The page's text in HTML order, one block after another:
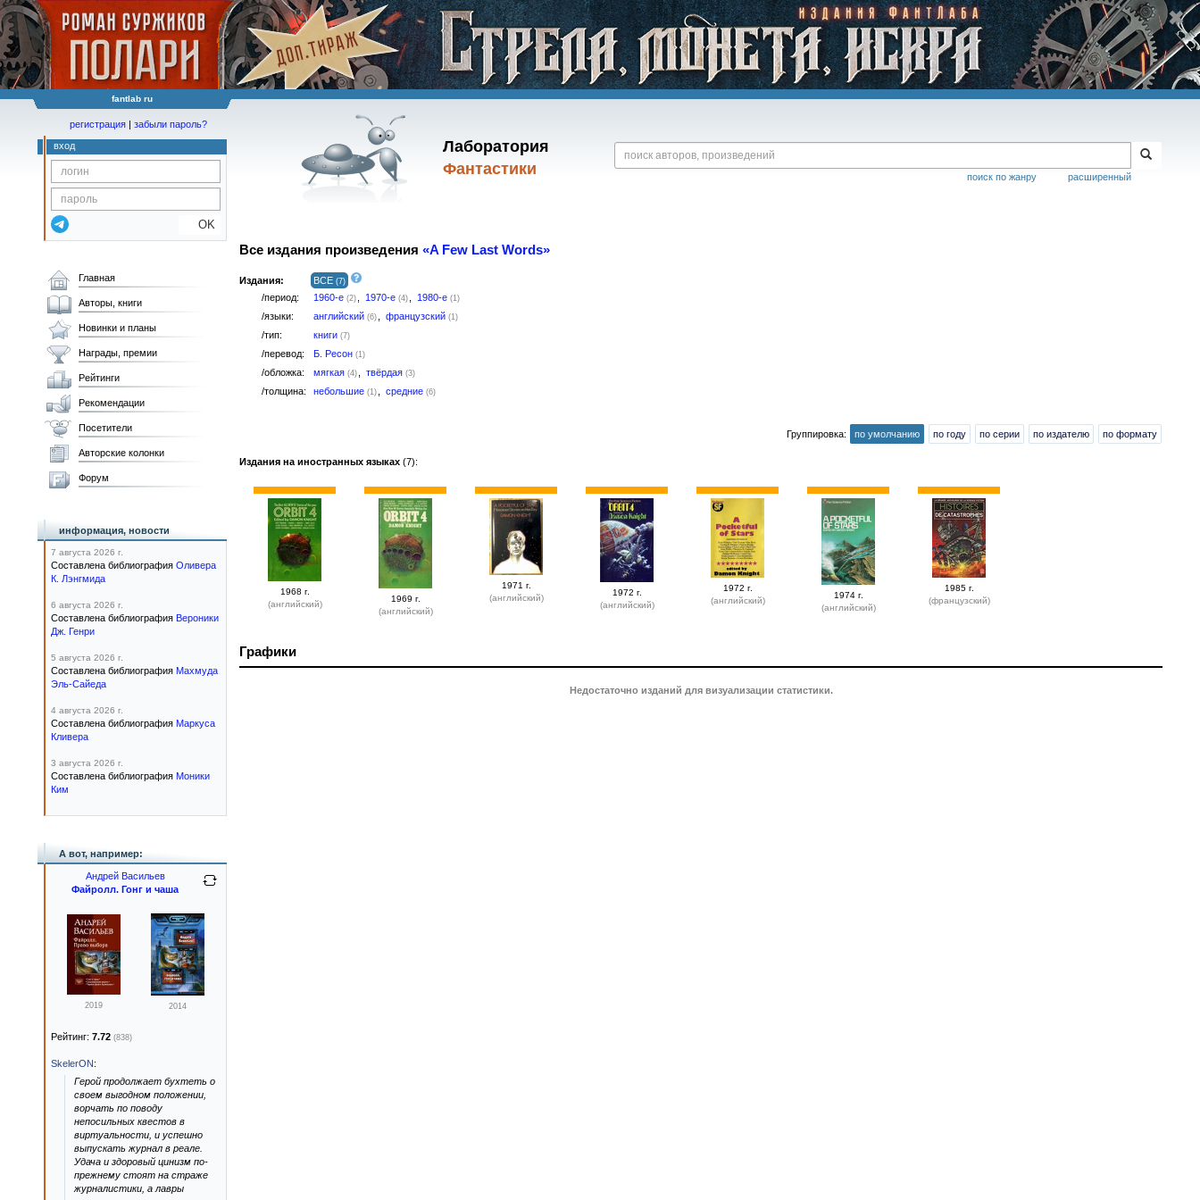
fantlab ru
Лаборатория
Фантастики
расширенный
поиск по жанру
регистрация | забыли пароль?
вход
OK
Все издания произведения «A Few Last Words»
Издания: ВСЕ (7)
/период: 1960-е (2) 1970-е (4) 1980-е (1)
/языки: английский (6) французский (1)
/тип: книги (7)
/перевод: Б. Ресон (1)
/обложка: мягкая (4) твёрдая (3)
/толщина: небольшие (1) средние (6)
Группировка: по умолчанию по году по серии по издателю по формату
Издания на иностранных языках (7):
1968 г.
(английский)
1969 г.
(английский)
1971 г.
(английский)
1972 г.
(английский)
1972 г.
(английский)
1974 г.
(английский)
1985 г.
(французский)
Графики
Недостаточно изданий для визуализации статистики.
Главная
Авторы, книги
Новинки и планы
Награды, премии
Рейтинги
Рекомендации
Посетители
Авторские колонки
Форум
информация, новости
7 августа 2026 г.
Составлена библиография Оливера
К. Лэнгмида
6 августа 2026 г.
Составлена библиография Вероники
Дж. Генри
5 августа 2026 г.
Составлена библиография Махмуда
Эль-Сайеда
4 августа 2026 г.
Составлена библиография Маркуса
Кливера
3 августа 2026 г.
Составлена библиография Моники
Ким
А вот, например:
Андрей Васильев
Файролл. Гонг и чаша
2019 2014
Рейтинг: 7.72 (838)
SkelerON:
Герой продолжает бухтеть о
своем выгодном положении,
ворчать по поводу
непосильных квестов в
виртуальности, и успешно
выпускать журнал в реале.
Удача и здоровый цинизм по-
прежнему стоят на страже
журналистики, а лавры